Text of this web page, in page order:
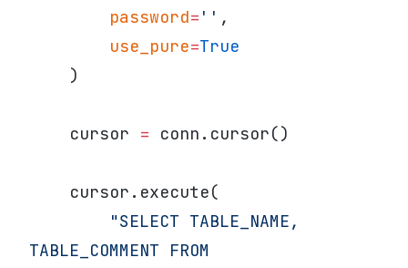
        password
= '' ,
        use_pure
=True
    )
    cursor
= conn.cursor()
    cursor.execute(
TABLE_COMMENT FROM